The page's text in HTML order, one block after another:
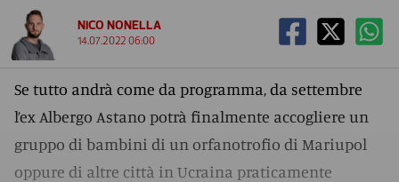
NICO NONELLA
14.07.2022 06:00
Se tutto andrà come da programma, da settembre
l’ex Albergo Astano potrà finalmente accogliere un
gruppo di bambini di un orfanotrofio di Mariupol
oppure di altre città in Ucraina praticamente